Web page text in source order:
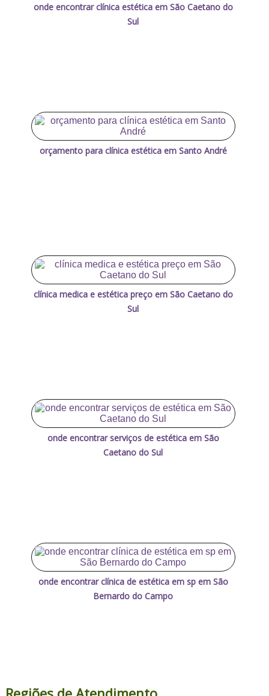
onde encontrar clínica estética em São Caetano do
Sul
orçamento para clínica estética em Santo André
clínica medica e estética preço em São Caetano do
Sul
onde encontrar serviços de estética em São
Caetano do Sul
onde encontrar clínica de estética em sp em São
Bernardo do Campo